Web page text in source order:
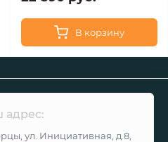
В корзину
адрес:
ул. Инициативная, д.8,